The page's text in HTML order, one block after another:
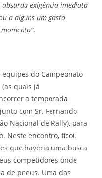
exigência imediata
a alguns um gasto
.
do Campeonato
quais já
a temporada
com Sr. Fernando
Nacional de Rally), para
Neste encontro, ficou
que haveria uma busca
competidores onde
de pneus. Uma das